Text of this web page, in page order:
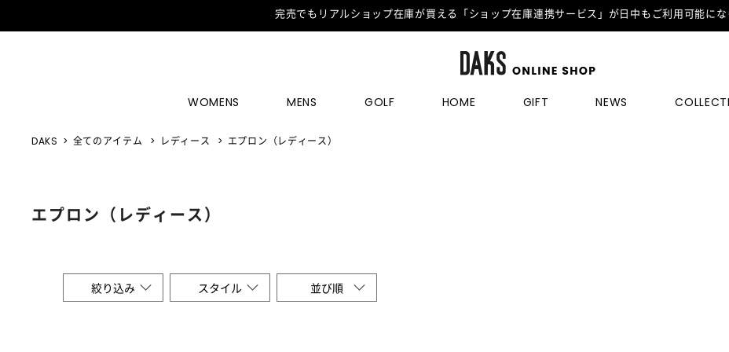
完売でもリアルショップ在庫が買える「ショップ在庫連携サービス」が日中もご利用可能にな
WOMENS MENS GOLF HOME GIFT NEWS
DAKS 全てのアイテム レディース エプロン（レディース）
エプロン（レディース）
絞り込み スタイル 並び順